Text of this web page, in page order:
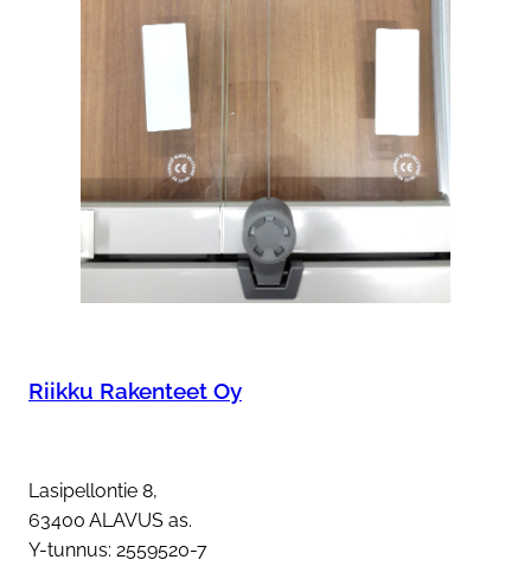
Riikku Rakenteet Oy
Lasipellontie 8,
63400 ALAVUS as.
Y-tunnus: 2559520-7